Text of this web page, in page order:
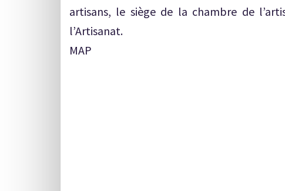
artisans, le siège de la chambre de
l’Artisanat.
MAP